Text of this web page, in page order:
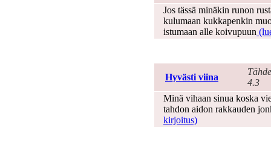
Jos tässä minäkin runon
kulumaan kukkapenkin
istumaan alle koivupuun
Hyvästi viina
4.3
Minä vihaan sinua koska
tahdon aidon rakkauden
kirjoitus)